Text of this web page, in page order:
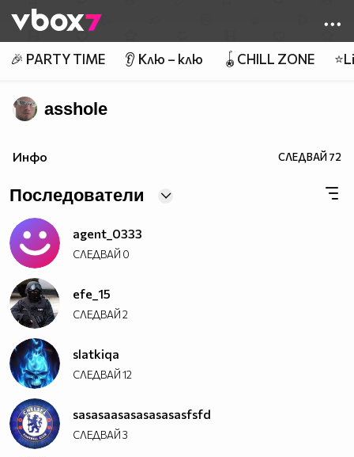
👾
🎉 PARTY TIME 👂 Клю – клю 🪀CHILL ZONE
asshole
Инфо СЛЕДВАЙ72
Последователи
agent_0333
СЛЕДВАЙ 0
efe_15
СЛЕДВАЙ2
slatkiqa
СЛЕДВАЙ12
sasasaasasasasasasfsfd
СЛЕДВАЙ3